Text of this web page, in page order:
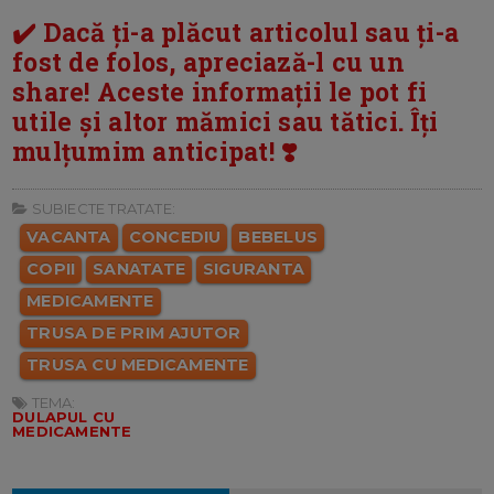
✔️ Dacă ți-a plăcut articolul sau ți-a
fost de folos, apreciază-l cu un
share! Aceste informații le pot fi
utile și altor mămici sau tătici. Îți
mulțumim anticipat! ❣️
SUBIECTE TRATATE:
VACANTA CONCEDIU
BEBELUS
COPII
SANATATE
SIGURANTA
MEDICAMENTE
TRUSA DE PRIM AJUTOR
TRUSA CU MEDICAMENTE
TEMA:
DULAPUL CU
MEDICAMENTE